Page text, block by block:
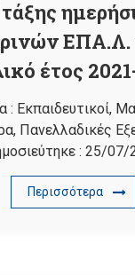
τάξης
ΕΠΑ.Λ.
έτος
: Εκπαιδευτικοί,
, Πανελλαδικές
: 25/07/
Περισσότερα